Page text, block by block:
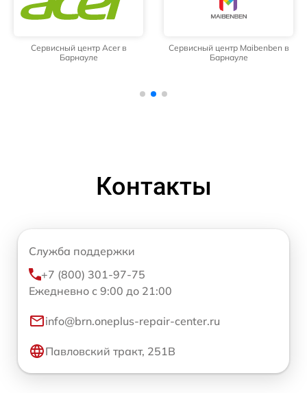
Сервисный центр Acer в
Барнауле
Сервисный центр Maibenben в
Барнауле
Контакты
Служба поддержки
+7 (800) 301-97-75
Ежедневно с 9:00 до 21:00
info@brn.oneplus-repair-center.ru
Павловский тракт, 251В